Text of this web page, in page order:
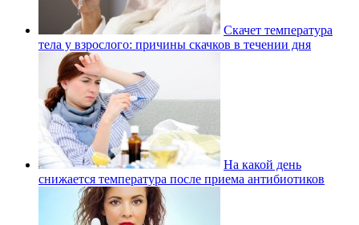
Скачет температура
тела у взрослого: причины скачков в течении дня
На какой день
снижается температура после приема антибиотиков